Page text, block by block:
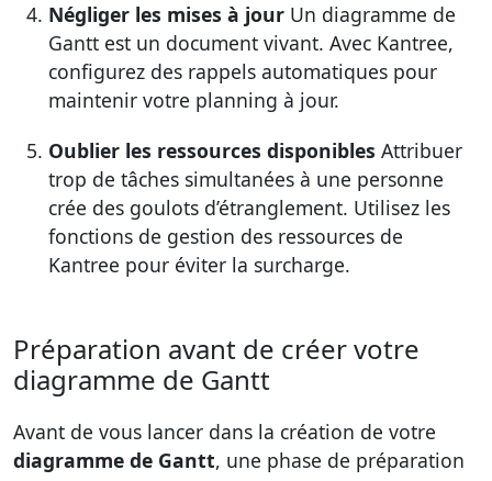
Négliger les mises à jour Un diagramme de
Gantt est un document vivant. Avec Kantree,
configurez des rappels automatiques pour
maintenir votre planning à jour.
Oublier les ressources disponibles Attribuer
trop de tâches simultanées à une personne
crée des goulots d’étranglement. Utilisez les
fonctions de gestion des ressources de
Kantree pour éviter la surcharge.
Préparation avant de créer votre
diagramme de Gantt
Avant de vous lancer dans la création de votre
diagramme de Gantt, une phase de préparation